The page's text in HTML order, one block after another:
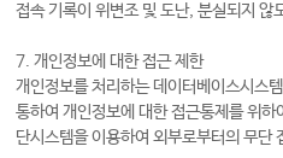
접속 기록이 위변조 및 도난, 분실되지 않
7. 개인정보에 대한 접근 제한
개인정보를 처리하는 데이터베이스시스
통하여 개인정보에 대한 접근통제를 위
단시스템을 이용하여 외부로부터의 무단